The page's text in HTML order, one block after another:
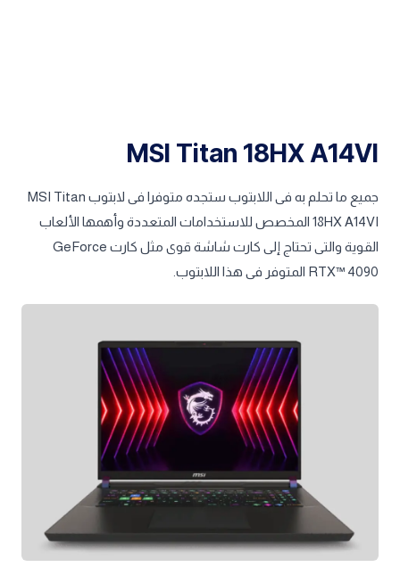
MSI Titan 18HX A14VI
جميع ما تحلم به فى اللابتوب ستجده متوفرا فى لابتوب MSI Titan
18HX A14VI المخصص للاستخدامات المتعددة وأهمها الألعاب
القوية والتى تحتاج إلى كارت شاشة قوى مثل كارت GeForce
RTX™ 4090 المتوفر فى هذا اللابتوب.